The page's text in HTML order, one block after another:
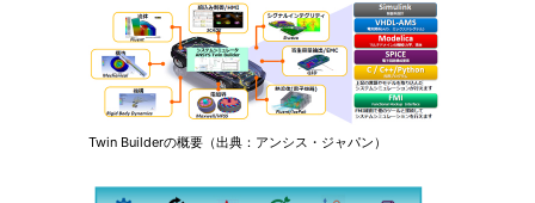
Twin Builderの概要（出典：アンシス・ジャパン）